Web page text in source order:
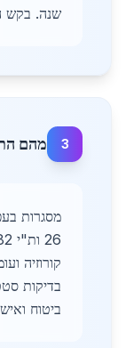
שנה. בקש
3 מהם
קורוזיה
בדיקות
ביטוח